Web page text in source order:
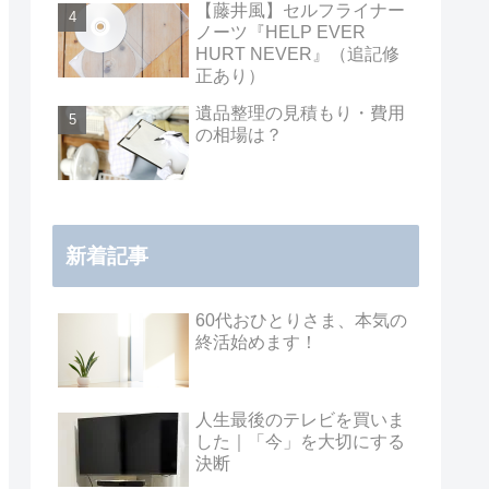
【藤井風】セルフライナー
ノーツ『HELP EVER
HURT NEVER』（追記修
正あり）
遺品整理の見積もり・費用
の相場は？
新着記事
60代おひとりさま、本気の
終活始めます！
人生最後のテレビを買いま
した｜「今」を大切にする
決断